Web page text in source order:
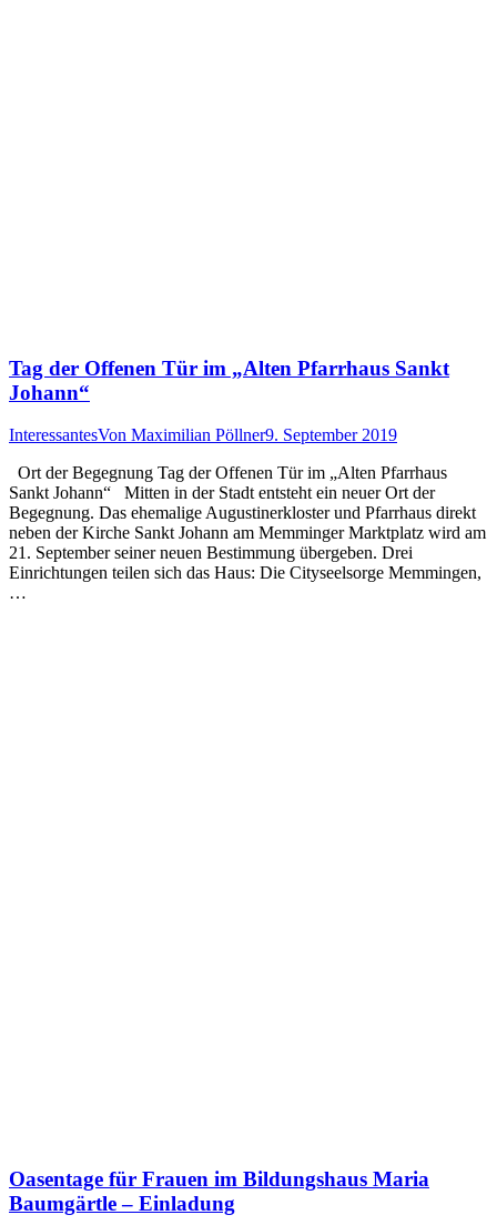
Tag der Offenen Tür im „Alten Pfarrhaus Sankt
Johann“
InteressantesVon Maximilian Pöllner9. September 2019
Ort der Begegnung Tag der Offenen Tür im „Alten Pfarrhaus
Sankt Johann“ Mitten in der Stadt entsteht ein neuer Ort der
Begegnung. Das ehemalige Augustinerkloster und Pfarrhaus direkt
neben der Kirche Sankt Johann am Memminger Marktplatz wird am
21. September seiner neuen Bestimmung übergeben. Drei
Einrichtungen teilen sich das Haus: Die Cityseelsorge Memmingen,
…
Oasentage für Frauen im Bildungshaus Maria
Baumgärtle – Einladung